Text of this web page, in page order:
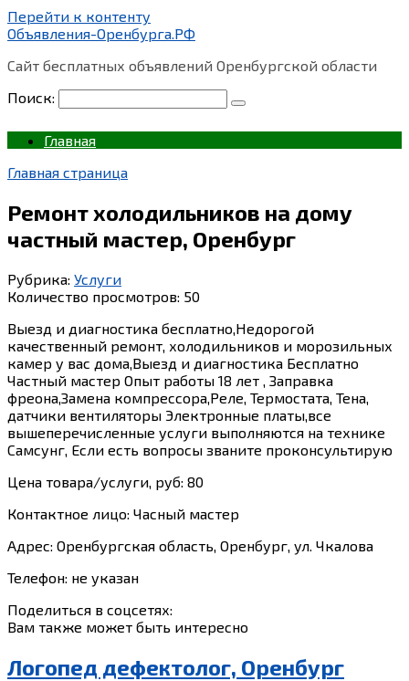
Перейти к контенту
Объявления-Оренбурга.РФ
Сайт бесплатных объявлений Оренбургской области
Поиск:
Главная
Главная страница
Ремонт холодильников на дому
частный мастер, Оренбург
Рубрика: Услуги
Количество просмотров: 50
Выезд и диагностика бесплатно,Недорогой
качественный ремонт, холодильников и морозильных
камер у вас дома,Выезд и диагностика Бесплатно
Частный мастер Опыт работы 18 лет , Заправка
фреона,Замена компрессора,Реле, Термостата, Тена,
датчики вентиляторы Электронные платы,все
вышеперечисленные услуги выполняются на технике
Самсунг, Если есть вопросы званите проконсультирую
Цена товара/услуги, руб: 80
Контактное лицо: Часный мастер
Адрес: Оренбургская область, Оренбург, ул. Чкалова
Телефон: не указан
Поделиться в соцсетях:
Вам также может быть интересно
Логопед дефектолог, Оренбург